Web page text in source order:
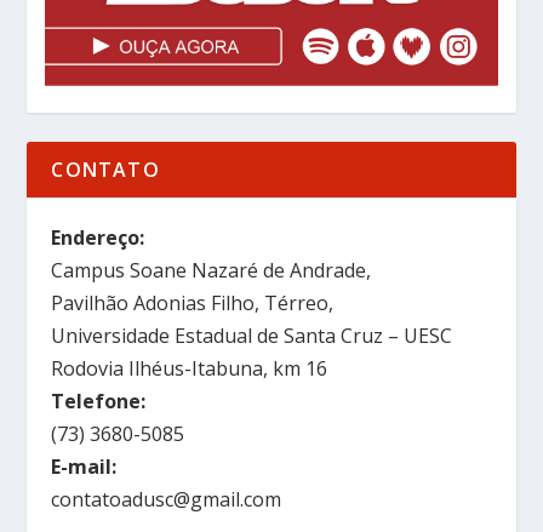
CONTATO
Endereço:
Campus Soane Nazaré de Andrade,
Pavilhão Adonias Filho, Térreo,
Universidade Estadual de Santa Cruz – UESC
Rodovia Ilhéus-Itabuna, km 16
Telefone:
(73) 3680-5085
E-mail:
contatoadusc@gmail.com